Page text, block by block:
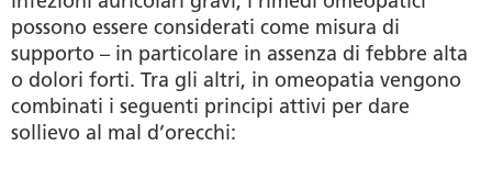
possono essere considerati come misura di
supporto – in particolare in assenza di febbre alta
o dolori forti. Tra gli altri, in omeopatia vengono
combinati i seguenti principi attivi per dare
sollievo al mal d’orecchi: